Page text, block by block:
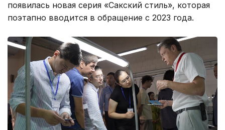
появилась новая серия «Сакский стиль», которая
поэтапно вводится в обращение с 2023 года.